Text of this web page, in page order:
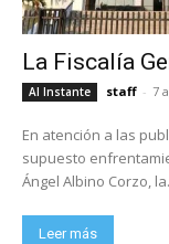
La Fiscalía
Al Instante staff - 7
En atención a las
supuesto
Ángel Albino Corzo,
Leer más